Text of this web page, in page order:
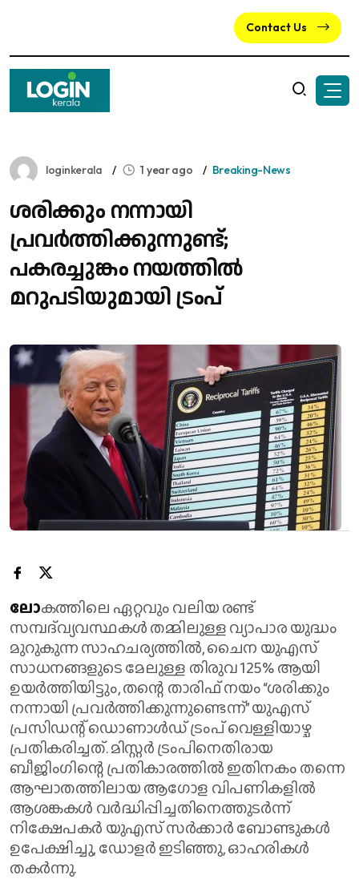
Contact Us
loginkerala 1 year ago Breaking-News
ശരിക്കും നന്നായി
പ്രവർത്തിക്കുന്നുണ്ട്;
പകരച്ചുങ്കം നയത്തിൽ
മറുപടിയുമായി ട്രംപ്
ലോകത്തിലെ ഏറ്റവും വലിയ രണ്ട്
സമ്പദ്‌വ്യവസ്ഥകൾ തമ്മിലുള്ള വ്യാപാര യുദ്ധം
മുറുകുന്ന സാഹചര്യത്തിൽ, ചൈന യുഎസ്
സാധനങ്ങളുടെ മേലുള്ള തിരുവ 125% ആയി
ഉയർത്തിയിട്ടും, തന്റെ താരിഫ് നയം “ശരിക്കും
നന്നായി പ്രവർത്തിക്കുന്നുണ്ടെന്ന്” യുഎസ്
പ്രസിഡന്റ് ഡൊണാൾഡ് ട്രംപ് വെള്ളിയാഴ്ച
പ്രതികരിച്ചത്. മിസ്റ്റർ ട്രംപിനെതിരായ
ബീജിംഗിന്റെ പ്രതികാരത്തിൽ ഇതിനകം തന്നെ
ആഘാതത്തിലായ ആഗോള വിപണികളിൽ
ആശങ്കകൾ വർദ്ധിപ്പിച്ചതിനെത്തുടർന്ന്
നിക്ഷേപകർ യുഎസ് സർക്കാർ ബോണ്ടുകൾ
ഉപേക്ഷിച്ചു, ഡോളർ ഇടിഞ്ഞു, ഓഹരികൾ
തകർന്നു.